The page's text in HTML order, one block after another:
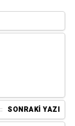
SONRAKI YAZI